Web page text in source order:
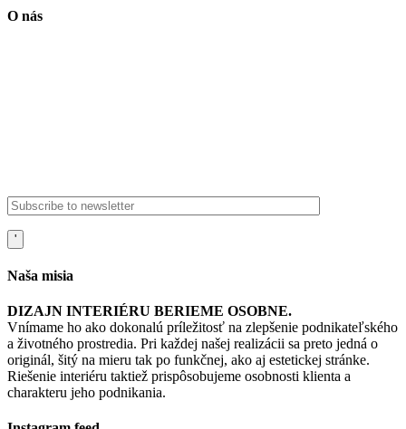
O nás
Naša misia
DIZAJN INTERIÉRU BERIEME OSOBNE.
Vnímame ho ako dokonalú príležitosť na zlepšenie podnikateľského
a životného prostredia. Pri každej našej realizácii sa preto jedná o
originál, šitý na mieru tak po funkčnej, ako aj estetickej stránke.
Riešenie interiéru taktiež prispôsobujeme osobnosti klienta a
charakteru jeho podnikania.